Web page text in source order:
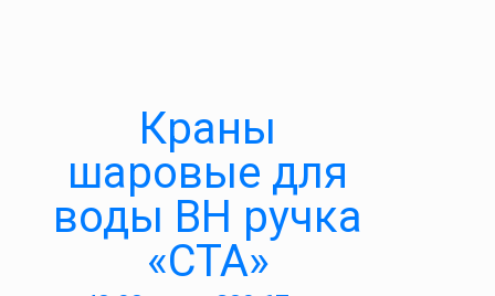
Краны
шаровые для
воды ВН ручка
«СТА»